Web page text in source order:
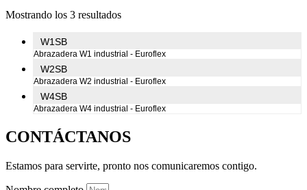
Mostrando los 3 resultados
W1SB
Abrazadera W1 industrial - Euroflex
W2SB
Abrazadera W2 industrial - Euroflex
W4SB
Abrazadera W4 industrial - Euroflex
CONTÁCTANOS
Estamos para servirte, pronto nos comunicaremos contigo.